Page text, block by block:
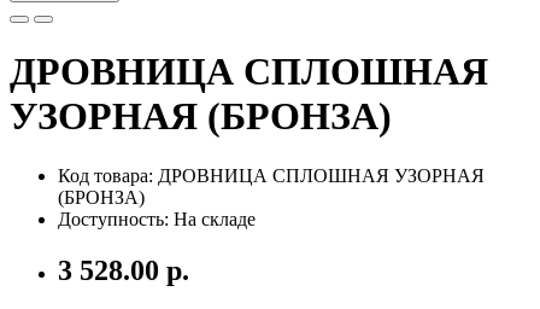
ДРОВНИЦА СПЛОШНАЯ
УЗОРНАЯ (БРОНЗА)
Код товара: ДРОВНИЦА СПЛОШНАЯ УЗОРНАЯ
(БРОНЗА)
Доступность: На складе
3 528.00 р.